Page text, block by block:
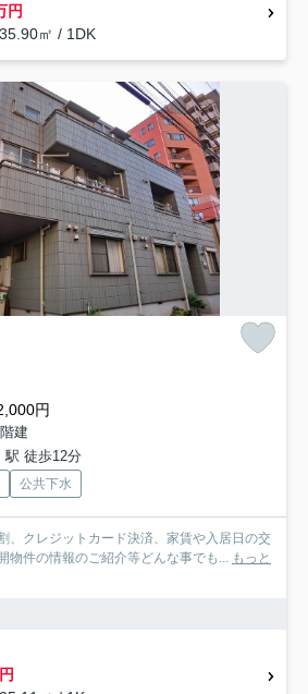
円
㎡ / 1DK
円
建
駅 徒歩12分
公共下水
、クレジットカード決済、家賃や入居日の交
物件の情報のご紹介等どんな事でも...
もっと